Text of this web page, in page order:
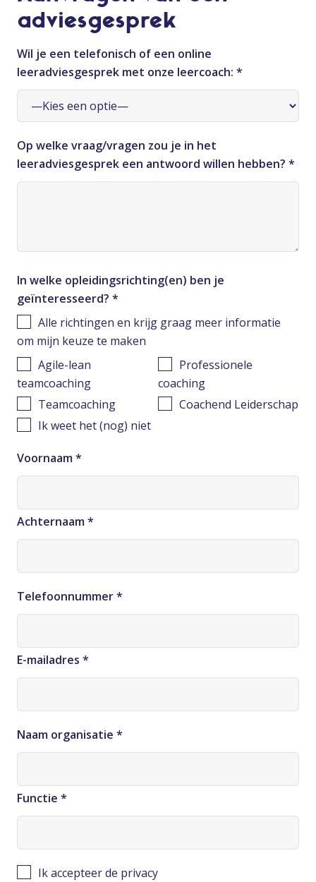
adviesgesprek
Wil je een telefonisch of een online
leeradviesgesprek met onze leercoach: *
Op welke vraag/vragen zou je in het
leeradviesgesprek een antwoord willen hebben? *
In welke opleidingsrichting(en) ben je
geïnteresseerd? *
Alle richtingen en krijg graag meer informatie
om mijn keuze te maken
Agile-lean
teamcoaching
Professionele
coaching
Teamcoaching
Coachend Leiderschap
Ik weet het (nog) niet
Voornaam*
Achternaam*
Telefoonnummer*
E-mailadres *
Naam organisatie *
Functie *
Ik accepteer de privacy